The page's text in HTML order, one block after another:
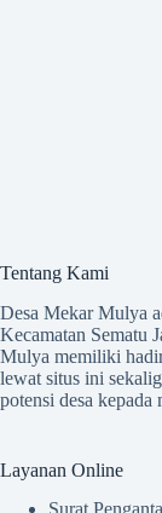
Tentang Kami
Desa Mekar Mulya
Kecamatan Sematu
Mulya memiliki
lewat situs ini
potensi desa kepada
Layanan Online